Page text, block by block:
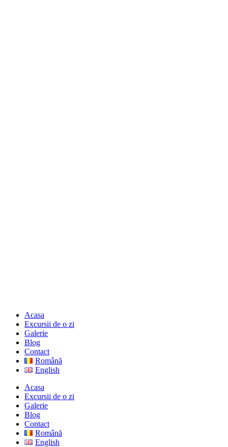
Acasa
Excursii de o zi
Galerie
Blog
Contact
Română
English
Acasa
Excursii de o zi
Galerie
Blog
Contact
Română
English